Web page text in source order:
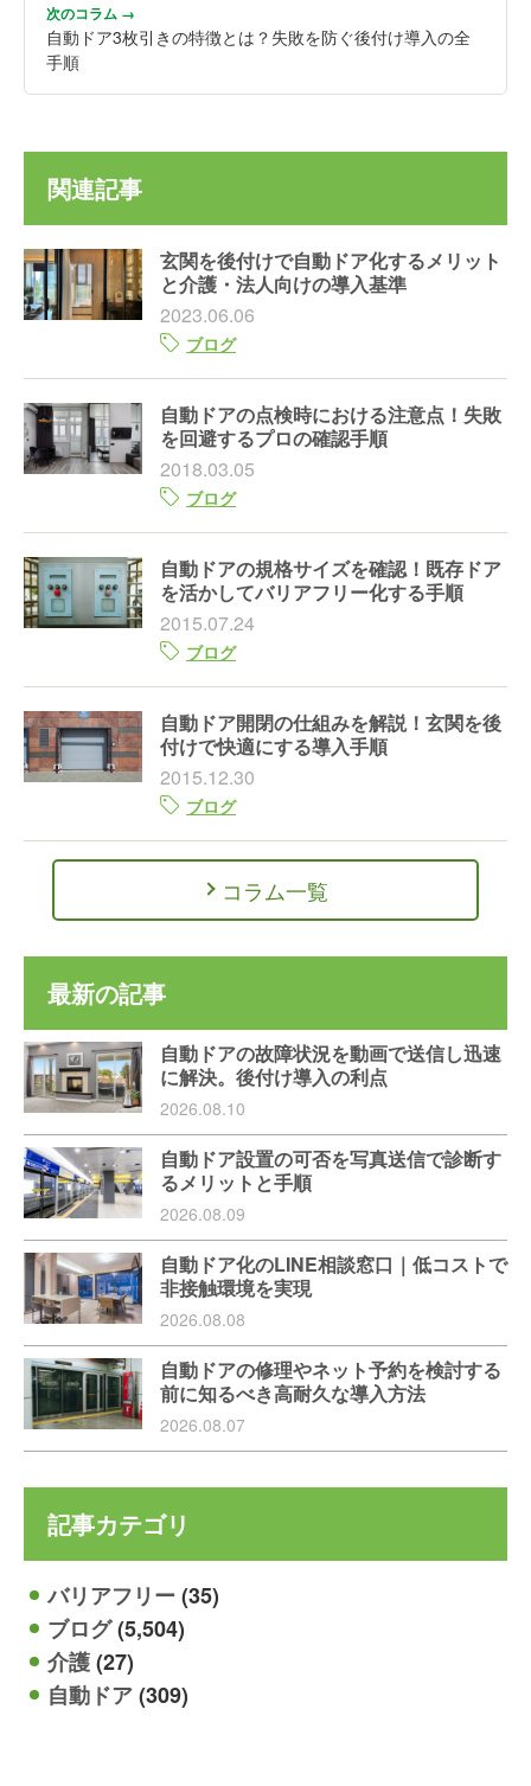
次のコラム →
自動ドア3枚引きの特徴とは？失敗を防ぐ後付け導入の全
手順
関連記事
玄関を後付けで自動ドア化するメリット
と介護・法人向けの導入基準
2023.06.06
ブログ
自動ドアの点検時における注意点！失敗
を回避するプロの確認手順
2018.03.05
ブログ
自動ドアの規格サイズを確認！既存ドア
を活かしてバリアフリー化する手順
2015.07.24
ブログ
自動ドア開閉の仕組みを解説！玄関を後
付けで快適にする導入手順
2015.12.30
ブログ
コラム一覧
最新の記事
自動ドアの故障状況を動画で送信し迅速
に解決。後付け導入の利点
2026.08.10
自動ドア設置の可否を写真送信で診断す
るメリットと手順
2026.08.09
自動ドア化のLINE相談窓口｜低コストで
非接触環境を実現
2026.08.08
自動ドアの修理やネット予約を検討する
前に知るべき高耐久な導入方法
2026.08.07
記事カテゴリ
バリアフリー(35)
ブログ(5,504)
介護(27)
自動ドア(309)